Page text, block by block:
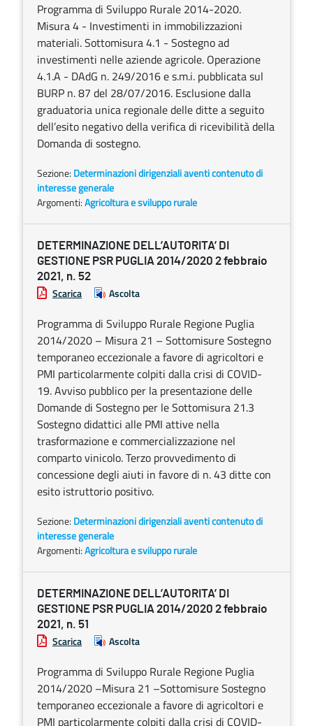
Programma di Sviluppo Rurale 2014-2020.
Misura 4 - Investimenti in immobilizzazioni
materiali. Sottomisura 4.1 - Sostegno ad
investimenti nelle aziende agricole. Operazione
4.1.A - DAdG n. 249/2016 e s.m.i. pubblicata sul
BURP n. 87 del 28/07/2016. Esclusione dalla
graduatoria unica regionale delle ditte a seguito
dell’esito negativo della verifica di ricevibilità della
Domanda di sostegno.
Sezione: Determinazioni dirigenziali aventi contenuto di
interesse generale
Argomenti:Agricoltura e sviluppo rurale
DETERMINAZIONE DELL’AUTORITA’ DI
GESTIONE PSR PUGLIA 2014/2020 2 febbraio
2021, n. 52
Scarica Ascolta
Programma di Sviluppo Rurale Regione Puglia
2014/2020 – Misura 21 – Sottomisure Sostegno
temporaneo eccezionale a favore di agricoltori e
PMI particolarmente colpiti dalla crisi di COVID-
19. Avviso pubblico per la presentazione delle
Domande di Sostegno per le Sottomisura 21.3
Sostegno didattici alle PMI attive nella
trasformazione e commercializzazione nel
comparto vinicolo. Terzo provvedimento di
concessione degli aiuti in favore di n. 43 ditte con
esito istruttorio positivo.
Sezione: Determinazioni dirigenziali aventi contenuto di
interesse generale
Argomenti:Agricoltura e sviluppo rurale
DETERMINAZIONE DELL’AUTORITA’ DI
GESTIONE PSR PUGLIA 2014/2020 2 febbraio
2021, n. 51
Scarica Ascolta
Programma di Sviluppo Rurale Regione Puglia
2014/2020 –Misura 21 –Sottomisure Sostegno
temporaneo eccezionale a favore di agricoltori e
PMI particolarmente colpiti dalla crisi di COVID-